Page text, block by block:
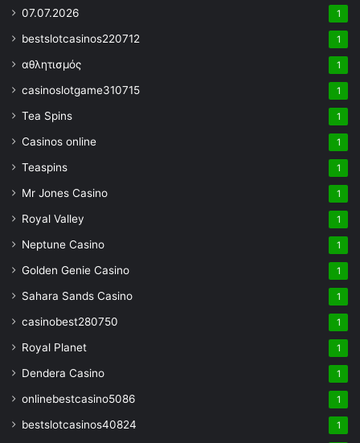
07.07.2026 1
bestslotcasinos220712 1
αθλητισμός 1
casinoslotgame310715 1
Tea Spins 1
Casinos online 1
Teaspins 1
Mr Jones Casino 1
Royal Valley 1
Neptune Casino 1
Golden Genie Casino 1
Sahara Sands Casino 1
casinobest280750 1
Royal Planet 1
Dendera Casino 1
onlinebestcasino5086 1
bestslotcasinos40824 1